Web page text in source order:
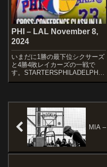
PHI – LAL November 8,
2024
いまだに1勝の最下位シクサーズ
と4勝4敗レイカーズの一戦で
す。STARTERSPHILADELPHIA
76ERSPaul GeorgeCaleb
MIA